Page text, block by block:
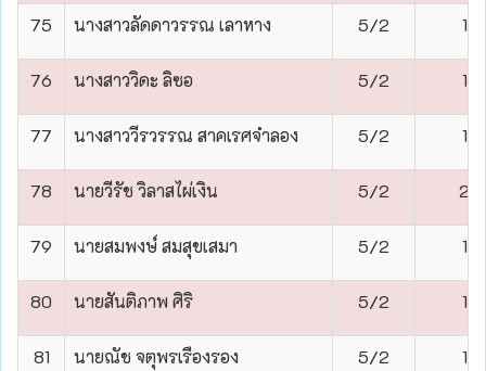
75 นางสาวลัดดาวรรณ เลาหาง 5/2 1
76 นางสาววิดะ ลิซอ 5/2 1
77 นางสาววีรวรรณ สาคเรศจำลอง 5/2 1
78 นายวีรัช วิลาสไผ่เงิน 5/2 2
79 นายสมพงษ์ สมสุขเสมา 5/2 1
80 นายสันติภาพ ศิริ 5/2 1
81 นายณัช จตุพรเรืองรอง 5/2 1